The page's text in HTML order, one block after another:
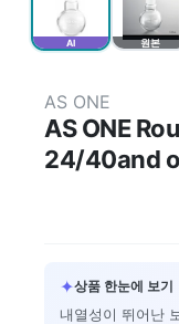
AI 원본
AS ONE
AS ONE
24/40and
✦상품 한눈에 보기
내열성이 뛰어난